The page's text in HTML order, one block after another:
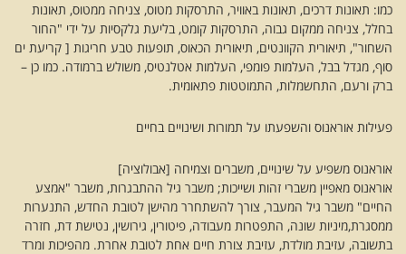
כמו: תאונות דרכים, תאונות באוויר, התרסקות מטוס, צניחה ממטוס, תאונות
בחלל, צניחה ממקום גבוה, התרסקות קומט, בליעת גלקסיות על ידי "החור
השחור", תיאורית הקוונטים, תיאורית הכאוס, תופעות טבע חריגות [ קריעת ים
סוף, מגדל בבל, העלמות פומפי, העלמות אטלנטיס, משולש ברמודה. כמו כן –
ברק ורעם, התחשמלות, התמוטטות פתאומית.
פעילות אוראנוס והשפעתו על תמורות ושינויים בחיים
אוראנוס משפיע על שינויים, משברים וצמיחה [אבולוציה]
אוראנוס מאפיין משברי זהות ושייכות; משבר גיל ההתבגרות, משבר "אמצע
החיים" משבר גיל המעבר, צורך להשתחרר מהישן לטובת החדש, התנערות
ממסגרת,מיניות שונה, התפטרות מעבודה, פיטורין, גירושין, נטישת דת, חזרה
בתשובה, עזיבת מולדת, עזיבת צורת חיים אחת לטובת אחרת. מהפיכות ומרד